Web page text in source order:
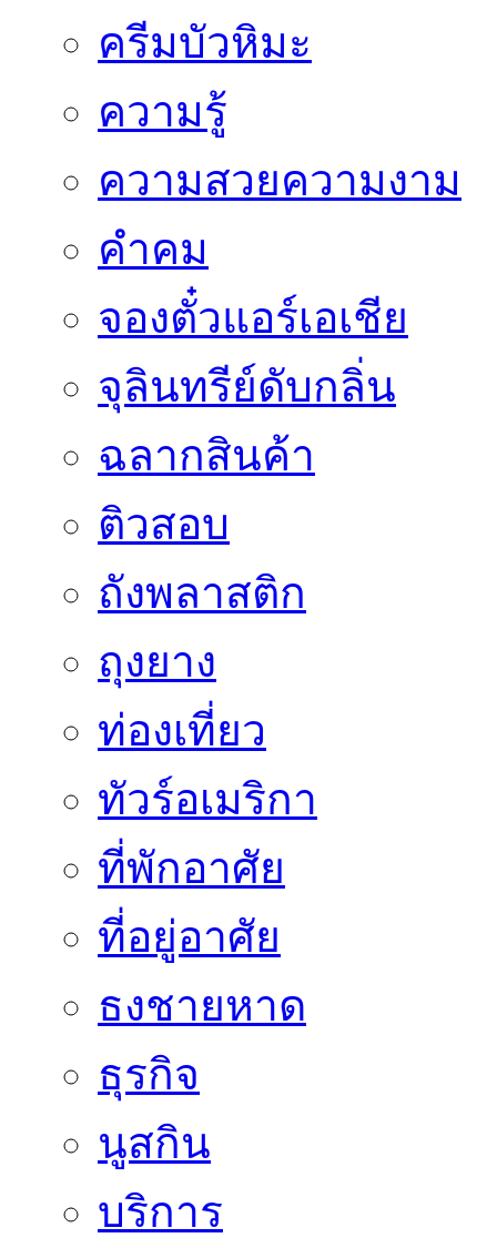
ครีมบัวหิมะ
ความรู้
ความสวยความงาม
คำคม
จองตั๋วแอร์เอเชีย
จุลินทรีย์ดับกลิ่น
ฉลากสินค้า
ติวสอบ
ถังพลาสติก
ถุงยาง
ท่องเที่ยว
ทัวร์อเมริกา
ที่พักอาศัย
ที่อยู่อาศัย
ธงชายหาด
ธุรกิจ
นูสกิน
บริการ